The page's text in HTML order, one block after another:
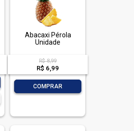
Abacaxi Pérola
Unidade
R$ 8,99
R$ 6,99
COMPRAR